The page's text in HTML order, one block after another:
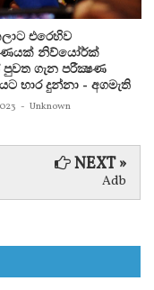
එරෙහිව
නිව්යෝර්ක්‌
පුවත ගැන පරීක්‍ෂණ
භාර දුන්නා - අගමැති
- Unknown
NEXT »
Adb